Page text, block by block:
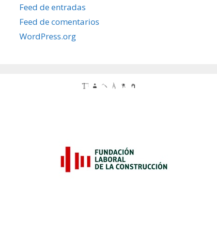
Feed de entradas
Feed de comentarios
WordPress.org